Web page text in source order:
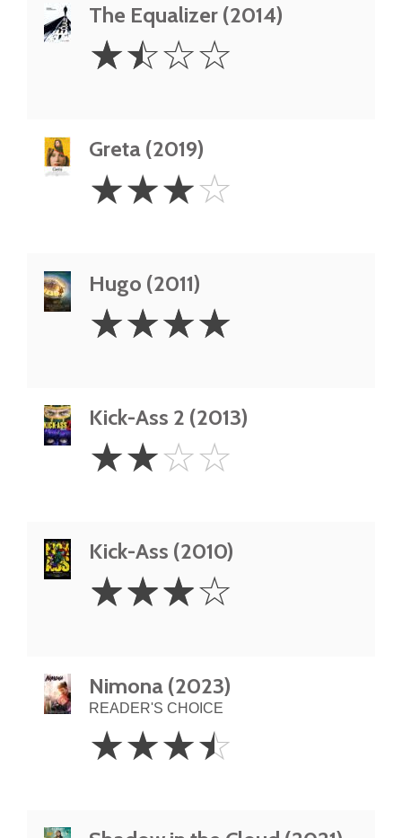
The Equalizer (2014)
1.5
Stars
☆☆☆☆
Greta (2019)
Stars
☆☆☆☆
Hugo (2011)
Stars
☆☆☆☆
Kick-Ass 2 (2013)
Stars
☆☆☆☆
Kick-Ass (2010)
Stars
☆☆☆☆
Nimona (2023)
READER'S CHOICE
3.5
Stars
☆☆☆☆